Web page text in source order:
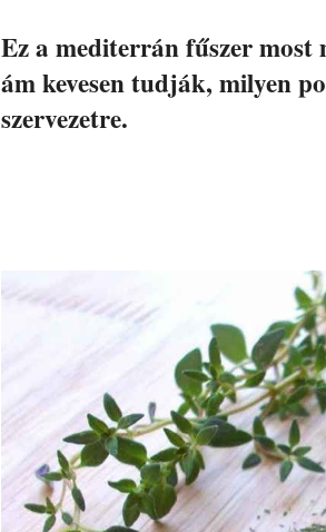
Ez a mediterrán fűszer
ám kevesen tudják, milyen
szervezetre.